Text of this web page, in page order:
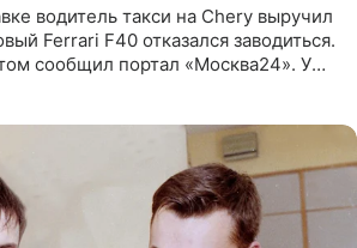
водитель такси на Chery выручил
Ferrari F40 отказался заводиться.
сообщил портал «Москва24». У